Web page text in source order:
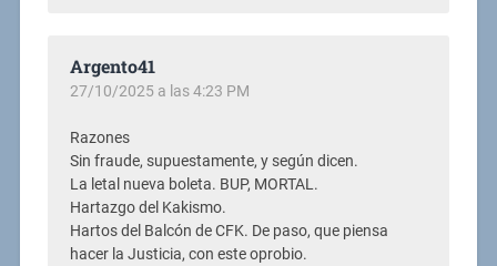
Argento41
27/10/2025 a las 4:23 PM
Razones
Sin fraude, supuestamente, y según dicen.
La letal nueva boleta. BUP, MORTAL.
Hartazgo del Kakismo.
Hartos del Balcón de CFK. De paso, que piensa
hacer la Justicia, con este oprobio.